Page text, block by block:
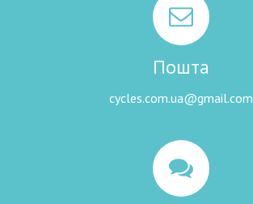
Пошта
cycles.com.ua@gmail.com